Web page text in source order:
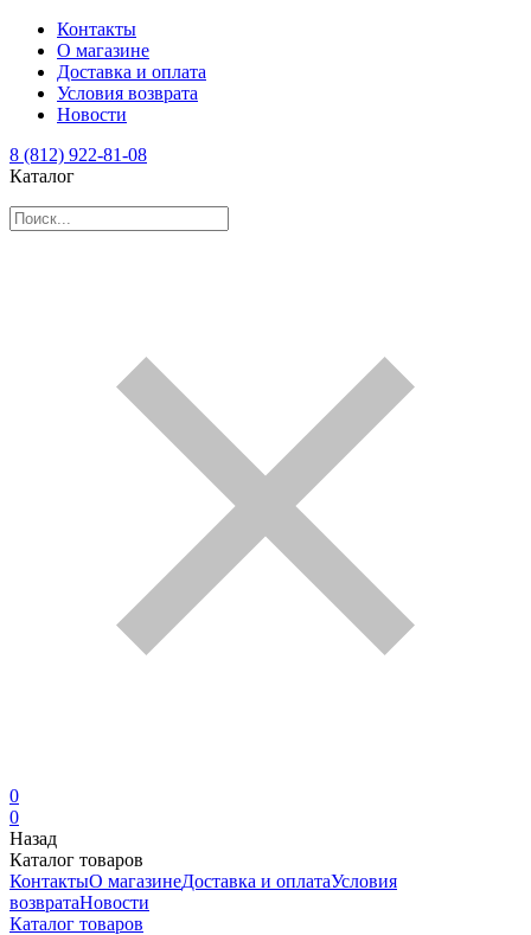
Контакты
О магазине
Доставка и оплата
Условия возврата
Новости
8 (812) 922-81-08
Каталог
0
0
Назад
Каталог товаров
КонтактыО магазинеДоставка и оплатаУсловия
возвратаНовости
Каталог товаров